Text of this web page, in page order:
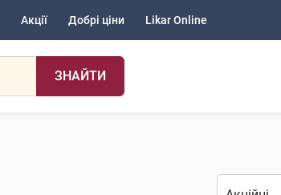
Акції Добрі ціни Likar Online
ЗНАЙТИ